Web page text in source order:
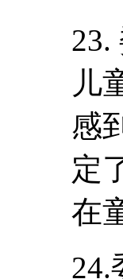
23.
儿
感
定
在
24.